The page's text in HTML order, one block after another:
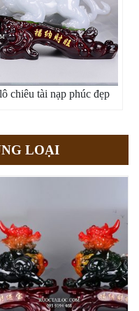
chiêu tài nạp phúc đẹp
LOẠI